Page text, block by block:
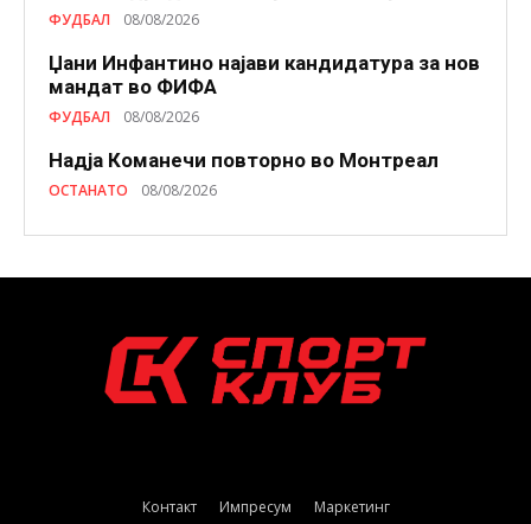
ФУДБАЛ 08/08/2026
Џани Инфантино најави кандидатура за нов
мандат во ФИФА
ФУДБАЛ 08/08/2026
Надја Команечи повторно во Монтреал
ОСТАНАТО 08/08/2026
Контакт Импресум Маркетинг